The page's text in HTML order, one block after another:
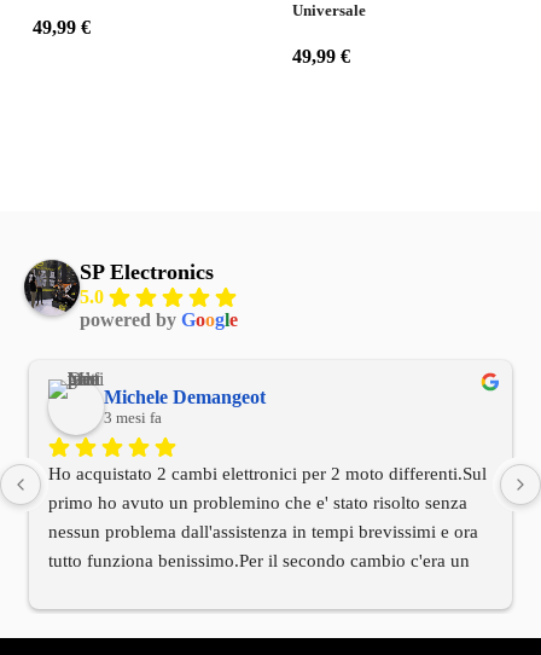
49,99 €
Universale
49,99 €
SP Electronics
5.0
powered by Google
Michele Demangeot
3 mesi fa
Ho acquistato 2 cambi elettronici per 2 moto differenti.Sul
primo ho avuto un problemino che e' stato risolto senza
nessun problema dall'assistenza in tempi brevissimi e ora
tutto funziona benissimo.Per il secondo cambio c'era un
contattato l'assistenza tecnica e anche qui in tempi